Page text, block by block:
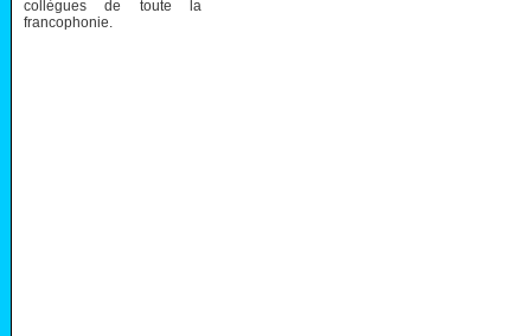
collègues de toute la
francophonie.